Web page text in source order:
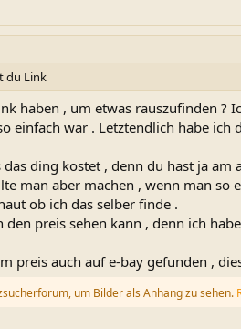
du Link
haben , um etwas rauszufinden ?
einfach war . Letztendlich habe
ding kostet , denn du hast ja am
man aber machen , wenn man
ob ich das selber finde .
preis sehen kann , denn ich
preis auch auf e-bay gefunden ,
um Bilder als Anhang zu sehen.